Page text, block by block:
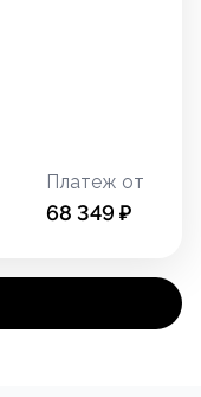
Платеж от
68 349 ₽